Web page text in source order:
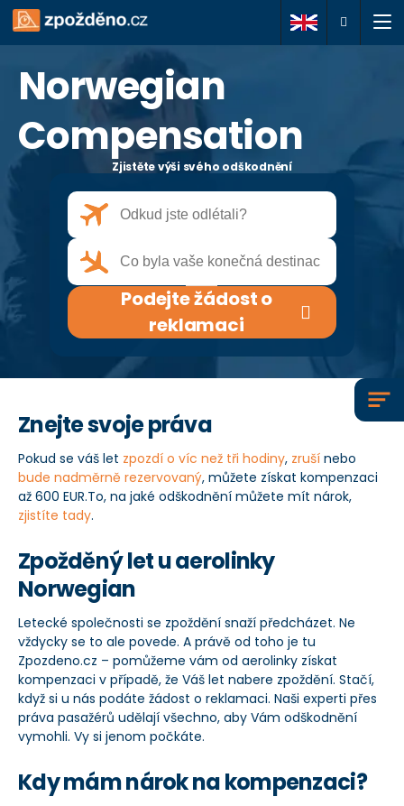
Podejte žádost o
reklamaci
O nás
Vaše práva
Často kladené dotazy
Články
Kontakty
+420 234 261 911
info@zpozdeno.cz
Norwegian
Compensation
Zjistěte výši svého odškodnění
Podejte žádost o
reklamaci
Znejte svoje práva
Pokud se váš let zpozdí o víc než tři hodiny, zruší nebo
bude nadměrně rezervovaný, můžete získat kompenzaci
až 600 EUR.To, na jaké odškodnění můžete mít nárok,
zjistíte tady.
Zpožděný let u aerolinky
Norwegian
Letecké společnosti se zpoždění snaží předcházet. Ne
vždycky se to ale povede. A právě od toho je tu
Zpozdeno.cz – pomůžeme vám od aerolinky získat
kompenzaci v případě, že Váš let nabere zpoždění. Stačí,
když si u nás podáte žádost o reklamaci. Naši experti přes
práva pasažérů udělají všechno, aby Vám odškodnění
vymohli. Vy si jenom počkáte.
Kdy mám nárok na kompenzaci?